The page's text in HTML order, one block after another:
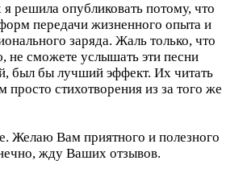
решила опубликовать потому, что
передачи жизненного опыта и
заряда. Жаль только, что
не сможете услышать эти песни
был бы лучший эффект. Их читать
стихотворения из за того же
Желаю Вам приятного и полезного
жду Ваших отзывов.